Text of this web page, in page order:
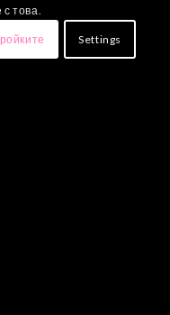
с това.
Settings